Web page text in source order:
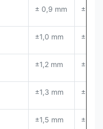
± 0,9 mm ±1,6
±1,0 mm ±
±1,2 mm ±
±1,3 mm ±
±1,5 mm ±